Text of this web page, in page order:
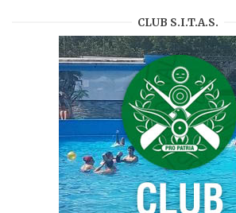
CLUB S.I.T.A.S.